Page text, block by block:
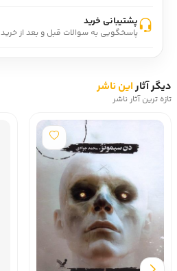
پشتیبانی خرید
پاسخگویی به سوالات قبل و بعد از خرید
دیگر آثاراین ناشر
تازه ترین آثار ناشر